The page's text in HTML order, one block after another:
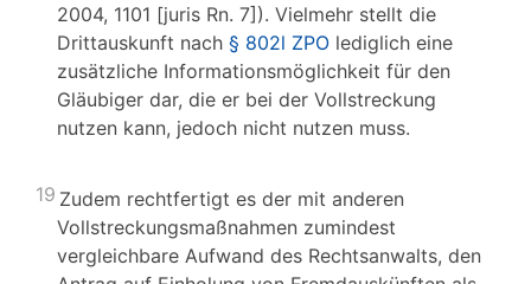
2004, 1101 [juris Rn. 7]). Vielmehr stellt die
Drittauskunft nach § 802l ZPO lediglich eine
zusätzliche Informationsmöglichkeit für den
Gläubiger dar, die er bei der Vollstreckung
nutzen kann, jedoch nicht nutzen muss.
19 Zudem rechtfertigt es der mit anderen
Vollstreckungsmaßnahmen zumindest
vergleichbare Aufwand des Rechtsanwalts, den